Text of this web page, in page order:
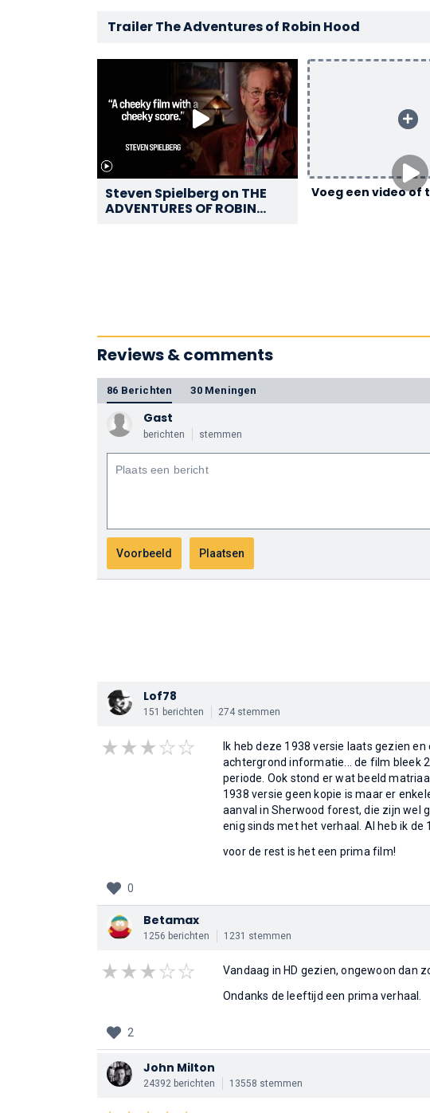
Trailer The Adventures of Robin Hood
Steven Spielberg on THE
ADVENTURES OF ROBIN
Voeg een video of
Reviews & comments
86 Berichten 30 Meningen
Gast
berichten stemmen
Lof78
151 berichten 274 stemmen
Ik heb deze 1938 versie laats gezien
achtergrond informatie... de film bleek
periode. Ook stond er wat beeld
1938 versie geen kopie is maar er
aanval in Sherwood forest, die zijn wel
enig sinds met het verhaal. Al heb ik
voor de rest is het een prima film!
0
Betamax
1256 berichten 1231 stemmen
Vandaag in HD gezien, ongewoon dan
Ondanks de leeftijd een prima verhaal.
2
John Milton
24392 berichten 13558 stemmen